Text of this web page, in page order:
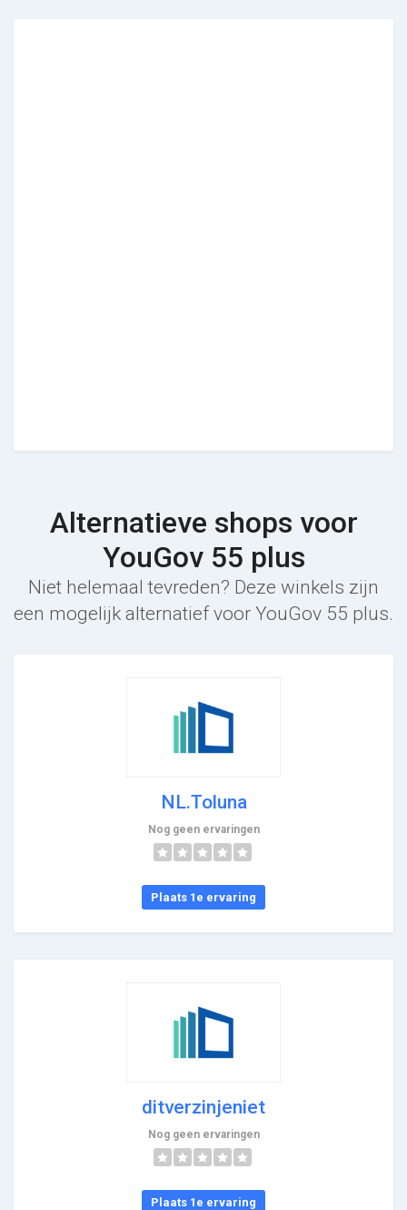
Alternatieve shops voor
YouGov 55 plus
Niet helemaal tevreden? Deze winkels zijn
een mogelijk alternatief voor YouGov 55 plus.
NL.Toluna
Nog geen ervaringen
Plaats 1e ervaring
ditverzinjeniet
Nog geen ervaringen
Plaats 1e ervaring